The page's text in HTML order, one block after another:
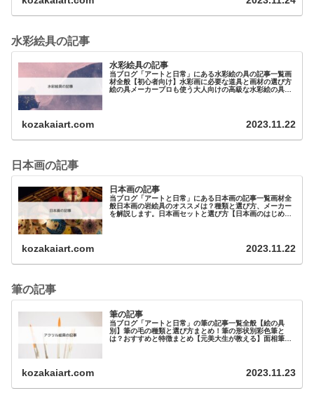
水彩絵具の記事
水彩絵具の記事
当ブログ「アートと日常」にある水彩絵の具の記事一覧画
材全般【初心者向け】水彩画に必要な道具と画材の選び方
絵の具メーカープロも使う大人向けの高級な水彩絵の具を
kozakaiart.com 2023.11.22
日本画の記事
日本画の記事
当ブログ「アートと日常」にある日本画の記事一覧画材全
般日本画の岩絵具のオススメは？種類と選び方、メーカー
を解説します。日本画セットと選び方【日本画のはじめ
kozakaiart.com 2023.11.22
筆の記事
筆の記事
当ブログ「アートと日常」の筆の記事一覧全般【絵の具
別】筆の毛の種類と選び方まとめ！筆の形状別彩色筆と
は？おすすめと特徴まとめ【元美大生が教える】面相筆と
kozakaiart.com 2023.11.23